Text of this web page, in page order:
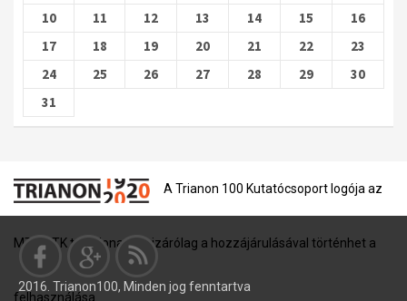
10
11 12 13 14 15
16
17
18 19 20 21 22
23
24
25 26 27 28 29
30
31
A Trianon 100 Kutatócsoport logója az
MTA BTK tulajdona, és kizárólag a hozzájárulásával történhet a
felhasználása.
2016. Trianon100, Minden jog fenntartva